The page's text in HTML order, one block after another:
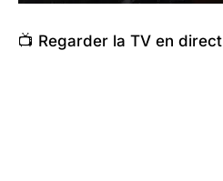
📺 Regarder la TV en direct